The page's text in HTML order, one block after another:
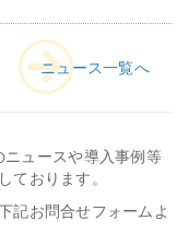
ニュース一覧へ
ュースや導入事例等
ております。
記お問合せフォームよ